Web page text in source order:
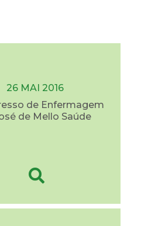
26 MAI 2016
de Enfermagem
de Mello Saúde